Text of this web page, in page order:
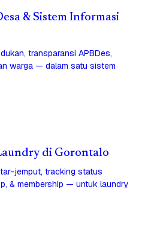
& Sistem Informasi
transparansi APBDes,
warga — dalam satu sistem
di Gorontalo
jemput, tracking status
& membership — untuk laundry